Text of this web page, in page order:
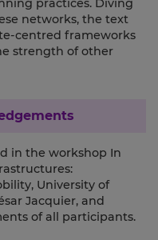
practices. Diving
networks, the text
centred frameworks
strength of other
in the workshop In
University of
Jacquier, and
of all participants.